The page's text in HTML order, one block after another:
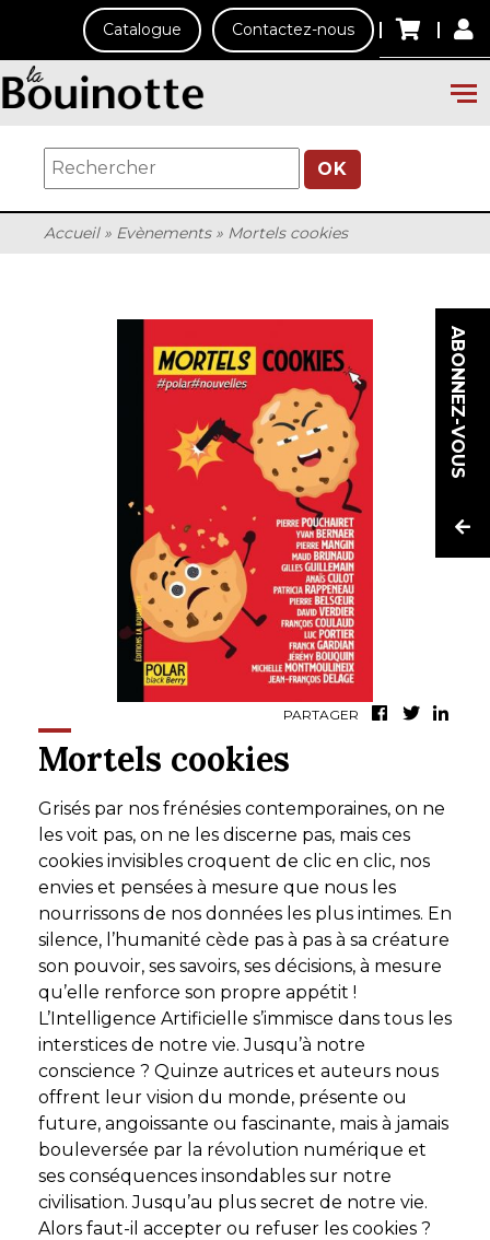
Catalogue Contactez-nous
OK
Accueil» Evènements» Mortels cookies
ABONNEZ-VOUS
Mortels cookies
PARTAGER
Grisés par nos frénésies contemporaines, on ne
les voit pas, on ne les discerne pas, mais ces
cookies invisibles croquent de clic en clic, nos
envies et pensées à mesure que nous les
nourrissons de nos données les plus intimes. En
silence, l’humanité cède pas à pas à sa créature
son pouvoir, ses savoirs, ses décisions, à mesure
qu’elle renforce son propre appétit !
L’Intelligence Artificielle s’immisce dans tous les
interstices de notre vie. Jusqu’à notre
conscience ? Quinze autrices et auteurs nous
offrent leur vision du monde, présente ou
future, angoissante ou fascinante, mais à jamais
bouleversée par la révolution numérique et
ses conséquences insondables sur notre
civilisation. Jusqu’au plus secret de notre vie.
Alors faut-il accepter ou refuser les cookies ?